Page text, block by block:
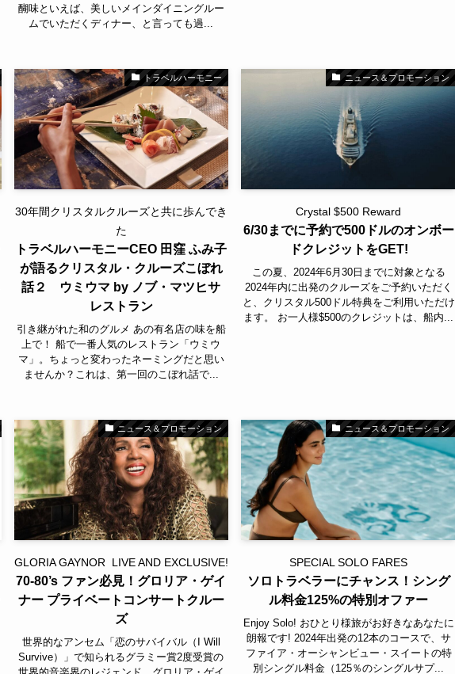
醐味といえば、美しいメインダイニングルー
ムでいただくディナー、と言っても過...
トラベルハーモニー
30年間クリスタルクルーズと共に歩んでき
た
トラベルハーモニーCEO 田窪 ふみ子
が語るクリスタル・クルーズこぼれ
話２ ウミウマ by ノブ・マツヒサ
レストラン
引き継がれた和のグルメ あの有名店の味を船
上で！ 船で一番人気のレストラン「ウミウ
マ」。ちょっと変わったネーミングだと思い
ませんか？これは、第一回のこぼれ話で...
ニュース＆プロモーション
Crystal $500 Reward
6/30までに予約で500ドルのオンボー
ドクレジットをGET!
この夏、2024年6月30日までに対象となる
2024年内に出発のクルーズをご予約いただく
と、クリスタル500ドル特典をご利用いただけ
ます。 お一人様$500のクレジットは、船内...
ニュース＆プロモーション
GLORIA GAYNOR LIVE AND EXCLUSIVE!
70-80’s ファン必見！グロリア・ゲイ
ナー プライベートコンサートクルー
ズ
世界的なアンセム「恋のサバイバル（I Will
Survive）」で知られるグラミー賞2度受賞の
ニュース＆プロモーション
SPECIAL SOLO FARES
ソロトラベラーにチャンス！シング
ル料金125%の特別オファー
Enjoy Solo! おひとり様旅がお好きなあなたに
朗報です! 2024年出発の12本のコースで、サ
ファイア・オーシャンビュー・スイートの特
別シングル料金（125％のシングルサプ...